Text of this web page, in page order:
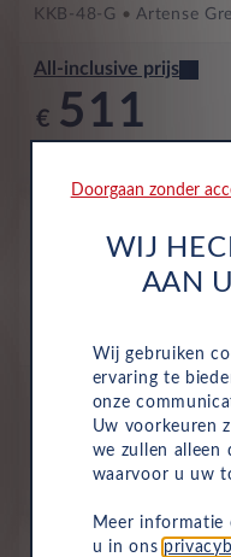
KKB-48-G Artense
All-inclusive prijs
€ 511
Opel Mokka
Ultimate 1.2
All-inclusive prijs
512
p/m. incl. btw o.b.v 48 mnd
Occasion
Doorgaan zonder
WIJ
AAN
Wij gebruiken
ervaring te
onze
Uw voorkeuren
we zullen alleen
waarvoor u uw
Meer informatie
u in ons